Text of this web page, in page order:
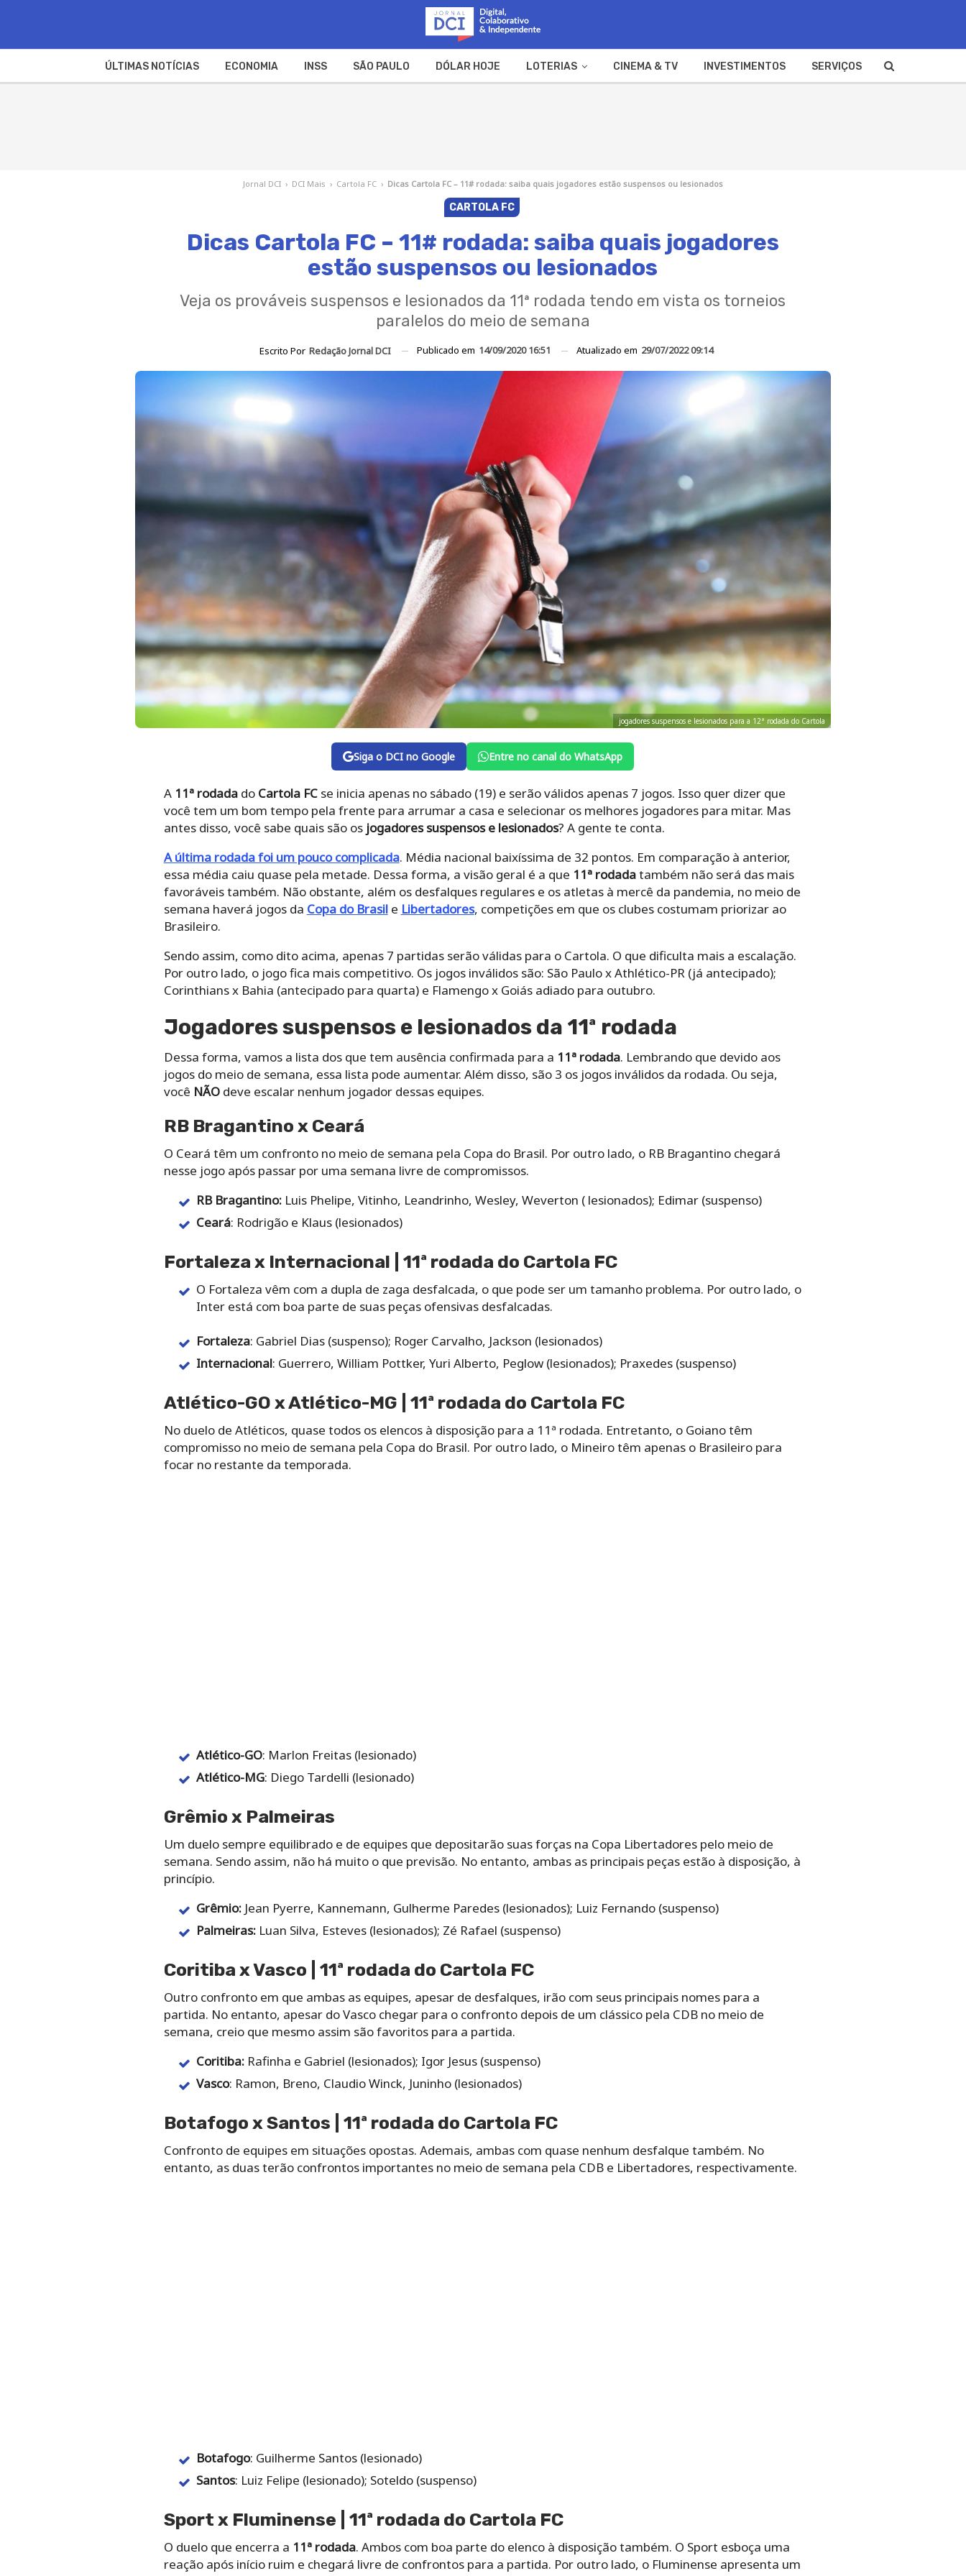
ÚLTIMAS NOTÍCIAS ECONOMIA INSS SÃO PAULO DÓLAR HOJE LOTERIAS CINEMA & TV INVESTIMENTOS SERVIÇOS
Jornal DCI › DCI Mais › Cartola FC › Dicas Cartola FC – 11# rodada: saiba quais jogadores estão suspensos ou lesionados
CARTOLA FC
Dicas Cartola FC – 11# rodada: saiba quais jogadores
estão suspensos ou lesionados
Veja os prováveis suspensos e lesionados da 11ª rodada tendo em vista os torneios
paralelos do meio de semana
Escrito Por Redação Jornal DCI Publicado em 14/09/2020 16:51 Atualizado em 29/07/2022 09:14
jogadores suspensos e lesionados para a 12ª rodada do Cartola
Siga o DCI no Google Entre no canal do WhatsApp
A 11ª rodadado Cartola FCse inicia apenas no sábado (19) e serão válidos apenas 7 jogos. Isso quer dizer que
você tem um bom tempo pela frente para arrumar a casa e selecionar os melhores jogadores para mitar. Mas
antes disso, você sabe quais são os jogadores suspensos e lesionados? A gente te conta.
A última rodada foi um pouco complicada. Média nacional baixíssima de 32 pontos. Em comparação à anterior,
essa média caiu quase pela metade. Dessa forma, a visão geral é a que 11ª rodadatambém não será das mais
favoráveis também. Não obstante, além os desfalques regulares e os atletas à mercê da pandemia, no meio de
semana haverá jogos da Copa do Brasile Libertadores, competições em que os clubes costumam priorizar ao
Brasileiro.
Sendo assim, como dito acima, apenas 7 partidas serão válidas para o Cartola. O que dificulta mais a escalação.
Por outro lado, o jogo fica mais competitivo. Os jogos inválidos são: São Paulo x Athlético-PR (já antecipado);
Corinthians x Bahia (antecipado para quarta) e Flamengo x Goiás adiado para outubro.
Jogadores suspensos e lesionados da 11ª rodada
Dessa forma, vamos a lista dos que tem ausência confirmada para a 11ª rodada. Lembrando que devido aos
jogos do meio de semana, essa lista pode aumentar. Além disso, são 3 os jogos inválidos da rodada. Ou seja,
você NÃOdeve escalar nenhum jogador dessas equipes.
RB Bragantino x Ceará
O Ceará têm um confronto no meio de semana pela Copa do Brasil. Por outro lado, o RB Bragantino chegará
nesse jogo após passar por uma semana livre de compromissos.
RB Bragantino: Luis Phelipe, Vitinho, Leandrinho, Wesley, Weverton ( lesionados); Edimar (suspenso)
Ceará: Rodrigão e Klaus (lesionados)
Fortaleza x Internacional | 11ª rodada do Cartola FC
O Fortaleza vêm com a dupla de zaga desfalcada, o que pode ser um tamanho problema. Por outro lado, o
Inter está com boa parte de suas peças ofensivas desfalcadas.
Fortaleza: Gabriel Dias (suspenso); Roger Carvalho, Jackson (lesionados)
Internacional: Guerrero, William Pottker, Yuri Alberto, Peglow (lesionados); Praxedes (suspenso)
Atlético-GO x Atlético-MG | 11ª rodada do Cartola FC
No duelo de Atléticos, quase todos os elencos à disposição para a 11ª rodada. Entretanto, o Goiano têm
compromisso no meio de semana pela Copa do Brasil. Por outro lado, o Mineiro têm apenas o Brasileiro para
focar no restante da temporada.
Atlético-GO: Marlon Freitas (lesionado)
Atlético-MG: Diego Tardelli (lesionado)
Grêmio x Palmeiras
Um duelo sempre equilibrado e de equipes que depositarão suas forças na Copa Libertadores pelo meio de
semana. Sendo assim, não há muito o que previsão. No entanto, ambas as principais peças estão à disposição, à
princípio.
Grêmio: Jean Pyerre, Kannemann, Gulherme Paredes (lesionados); Luiz Fernando (suspenso)
Palmeiras: Luan Silva, Esteves (lesionados); Zé Rafael (suspenso)
Coritiba x Vasco | 11ª rodada do Cartola FC
Outro confronto em que ambas as equipes, apesar de desfalques, irão com seus principais nomes para a
partida. No entanto, apesar do Vasco chegar para o confronto depois de um clássico pela CDB no meio de
semana, creio que mesmo assim são favoritos para a partida.
Coritiba: Rafinha e Gabriel (lesionados); Igor Jesus (suspenso)
Vasco: Ramon, Breno, Claudio Winck, Juninho (lesionados)
Botafogo x Santos | 11ª rodada do Cartola FC
Confronto de equipes em situações opostas. Ademais, ambas com quase nenhum desfalque também. No
entanto, as duas terão confrontos importantes no meio de semana pela CDB e Libertadores, respectivamente.
Botafogo: Guilherme Santos (lesionado)
Santos: Luiz Felipe (lesionado); Soteldo (suspenso)
Sport x Fluminense | 11ª rodada do Cartola FC
O duelo que encerra a 11ª rodada. Ambos com boa parte do elenco à disposição também. O Sport esboça uma
reação após início ruim e chegará livre de confrontos para a partida. Por outro lado, o Fluminense apresenta um